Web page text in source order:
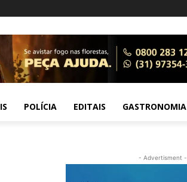
POLÍCIA EDITAIS GASTRONOMIA
- Advertisment -